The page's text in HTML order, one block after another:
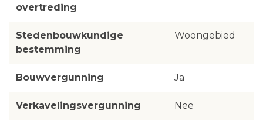
overtreding
Stedenbouwkundige
bestemming
Woongebied
Bouwvergunning Ja
Verkavelingsvergunning Nee